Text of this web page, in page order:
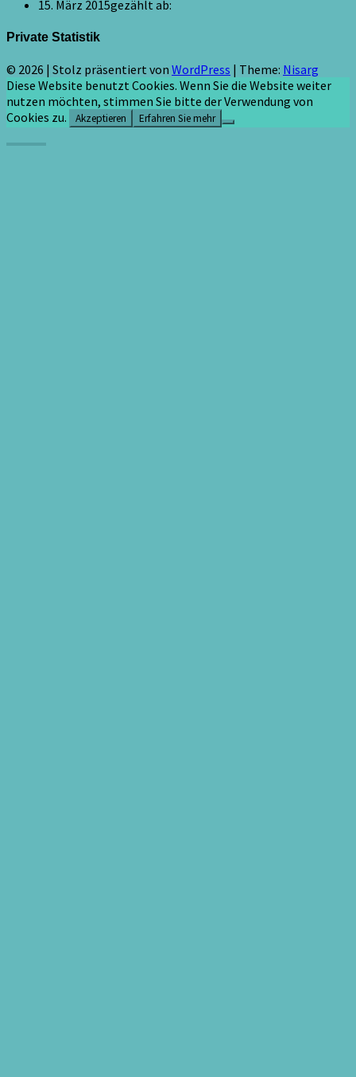
15. März 2015gezählt ab:
Private Statistik
© 2026 | Stolz präsentiert von WordPress | Theme: Nisarg
Diese Website benutzt Cookies. Wenn Sie die Website weiter
nutzen möchten, stimmen Sie bitte der Verwendung von
Cookies zu.
Akzeptieren Erfahren Sie mehr